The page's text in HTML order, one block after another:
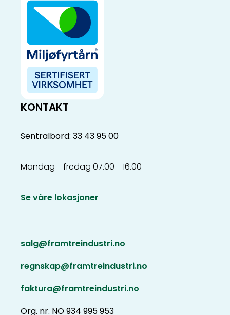
KONTAKT
Sentralbord: 33 43 95 00
Mandag - fredag 07.00 - 16.00
Se våre lokasjoner
salg@framtreindustri.no
regnskap@framtreindustri.no
faktura@framtreindustri.no
Org. nr. NO 934 995 953